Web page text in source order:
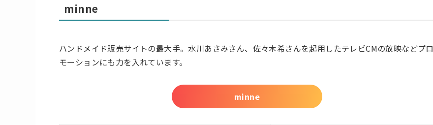
minne
ハンドメイド販売サイトの最大手。水川あさみさん、佐々木希さんを起用したテレビCMの放映などプロ
モーションにも力を入れています。
minne